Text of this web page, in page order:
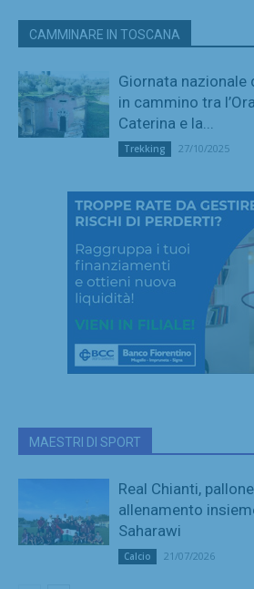
CAMMINARE IN TOSCANA
Giornata nazionale
in cammino tra
Caterina e la...
Trekking 27/10/2025
MAESTRI DI SPORT
Real Chianti,
allenamento
Saharawi
Calcio 21/07/2026